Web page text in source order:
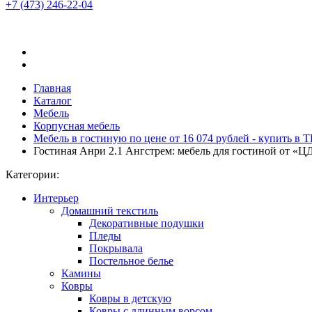
+7 (473) 246-22-04
Главная
Каталог
Мебель
Корпусная мебель
Мебель в гостиную по цене от 16 074 рублей - купить
Гостиная Анри 2.1 Ангстрем: мебель для гостиной от
Категории:
Интерьер
Домашний текстиль
Декоративные подушки
Пледы
Покрывала
Постельное белье
Камины
Ковры
Ковры в детскую